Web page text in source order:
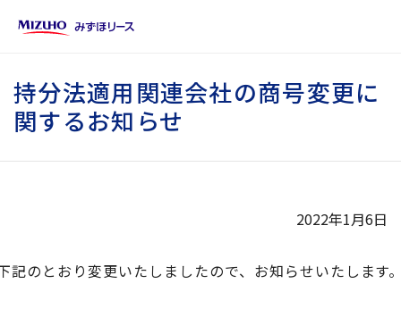
持分法適用関連会社の商号変更に
関するお知らせ
2022年1月6日
記のとおり変更いたしましたので、お知らせいたします